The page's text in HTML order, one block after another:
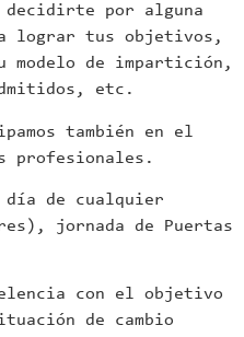
decidirte por alguna
lograr tus objetivos,
modelo de impartición,
etc.
también en el
profesionales.
de cualquier
jornada de Puertas
con el objetivo
de cambio